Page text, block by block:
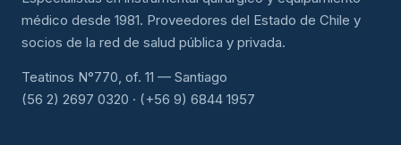
médico desde 1981. Proveedores del Estado de Chile y
socios de la red de salud pública y privada.
Teatinos N°770, of. 11 — Santiago
(56 2) 2697 0320 · (+56 9) 6844 1957